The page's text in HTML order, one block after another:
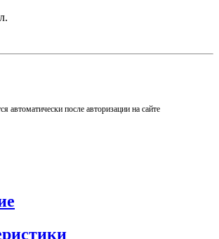
автоматически после авторизации на сайте